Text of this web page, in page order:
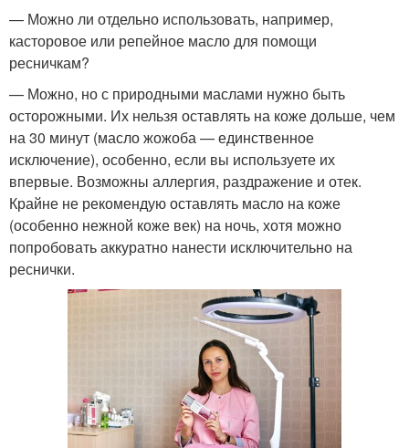
— Можно ли отдельно использовать, например,
касторовое или репейное масло для помощи
ресничкам?
— Можно, но с природными маслами нужно быть
осторожными. Их нельзя оставлять на коже дольше, чем
на 30 минут (масло жожоба — единственное
исключение), особенно, если вы используете их
впервые. Возможны аллергия, раздражение и отек.
Крайне не рекомендую оставлять масло на коже
(особенно нежной коже век) на ночь, хотя можно
попробовать аккуратно нанести исключительно на
реснички.